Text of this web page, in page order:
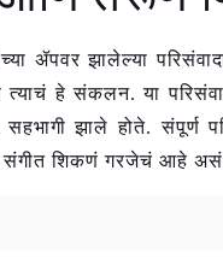
ॲपवर झालेल्या
त्याचं हे संकलन. या
झाले होते. संपूर्ण
संगीत शिकणं गरजेचं आहे असं